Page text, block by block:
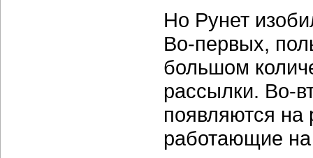
Но Рунет
Во-первых,
большом
рассылки. Во-
появляются
работающие